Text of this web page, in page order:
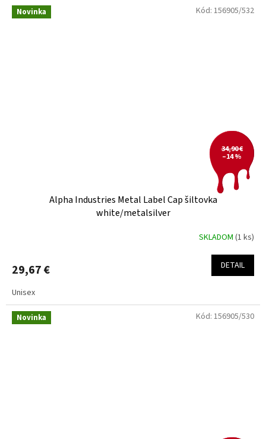
Novinka
34,90 €
–14 %
Alpha Industries Metal Label Cap šiltovka
white/metalsilver
SKLADOM (1 ks)
29,67 € DETAIL
Unisex
Kód: 156905/532
Novinka Kód: 156905/530